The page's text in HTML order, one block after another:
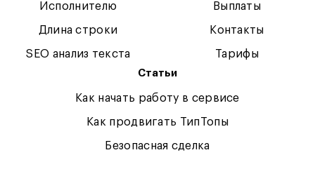
Исполнителю
Длина строки
SEO анализ текста
Выплаты
Контакты
Тарифы
Статьи
Как начать работу в сервисе
Как продвигать ТипТопы
Безопасная сделка